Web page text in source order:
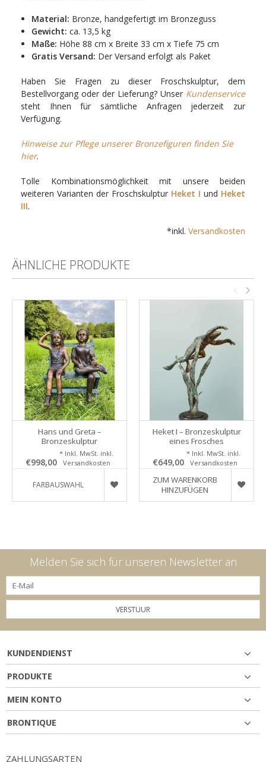
Material: Bronze, handgefertigt im Bronzeguss
Gewicht: ca. 13,5 kg
Maße: Höhe 88 cm x Breite 33 cm x Tiefe 75 cm
Gratis Versand: Der Versand erfolgt als Paket
Haben Sie Fragen zu dieser Froschskulptur, dem
Bestellvorgang oder der Lieferung? Unser Kundenservice
steht Ihnen für sämtliche Anfragen jederzeit zur
Verfügung.
Hinweise zur Pflege unserer Bronzefiguren finden Sie
hier.
Tolle Kombinationsmöglichkeit mit unsere beiden
weiteren Varianten der Froschskulptur Heket I und Heket
III.
*inkl. Versandkosten
ÄHNLICHE PRODUKTE
Hans und Greta –
Bronzeskulptur
€998,00
* Inkl. MwSt. inkl.
Versandkosten
FARBAUSWAHL
Heket I – Bronzeskulptur
eines Frosches
€649,00
* Inkl. MwSt. inkl.
Versandkosten
ZUM WARENKORB
HINZUFÜGEN
Melden Sie sich für unseren Newsletter an
VERSTUUR
KUNDENDIENST
PRODUKTE
MEIN KONTO
BRONTIQUE
ZAHLUNGSARTEN